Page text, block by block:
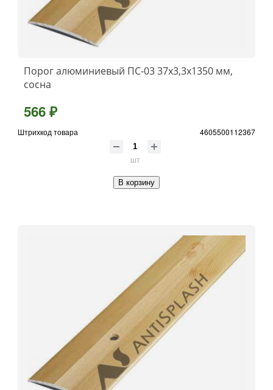
Порог алюминиевый ПС-03 37x3,3x1350 мм,
сосна
566 ₽
Штрихкод товара 4605500112367
шт
В корзину